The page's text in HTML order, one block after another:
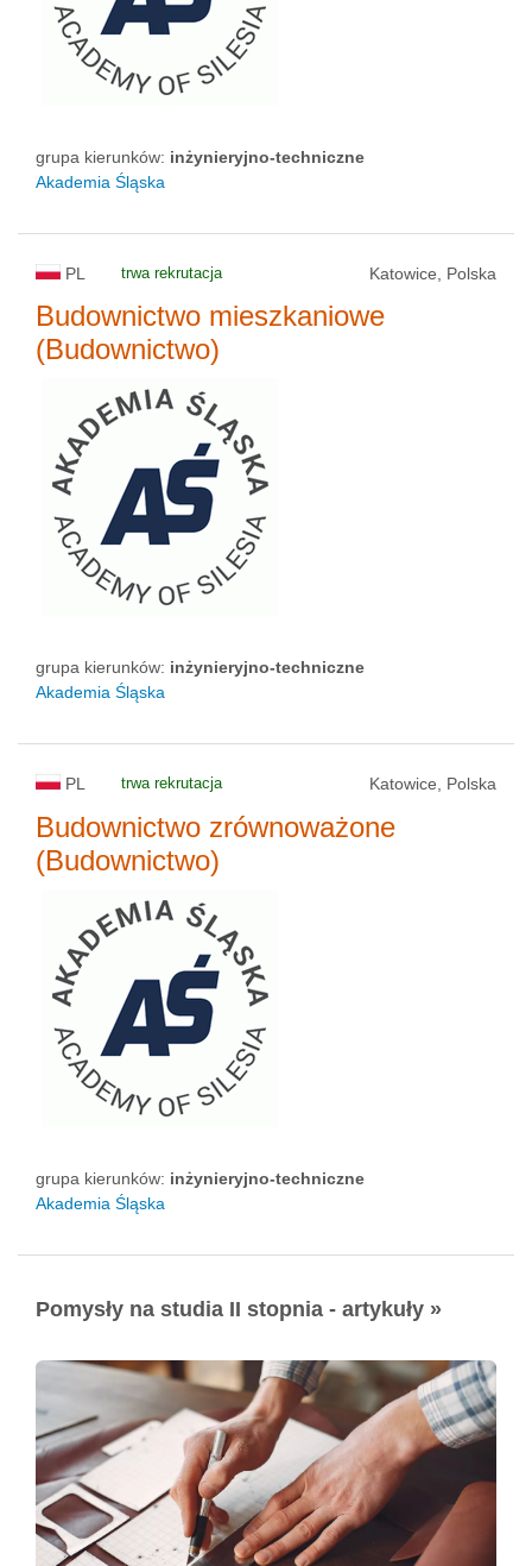
grupa kierunków: inżynieryjno-techniczne
Akademia Śląska
PL trwa rekrutacja Katowice, Polska
Budownictwo mieszkaniowe
(Budownictwo)
grupa kierunków: inżynieryjno-techniczne
Akademia Śląska
PL trwa rekrutacja Katowice, Polska
Budownictwo zrównoważone
(Budownictwo)
grupa kierunków: inżynieryjno-techniczne
Akademia Śląska
Pomysły na studia II stopnia - artykuły »